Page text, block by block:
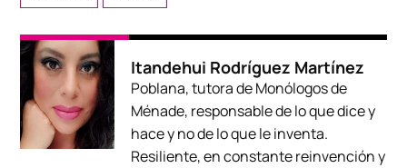
Itandehui Rodríguez Martínez
Poblana, tutora de Monólogos de
Ménade, responsable de lo que dice y
hace y no de lo que le inventa.
Resiliente, en constante reinvención y